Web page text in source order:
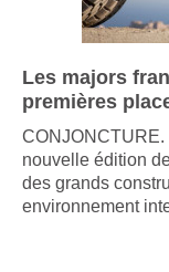
Les majors
premières
nouvelle édition
des grands